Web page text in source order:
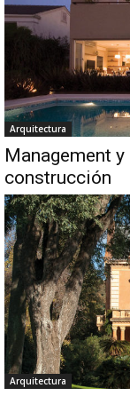
Arquitectura
Management
construcción
Arquitectura